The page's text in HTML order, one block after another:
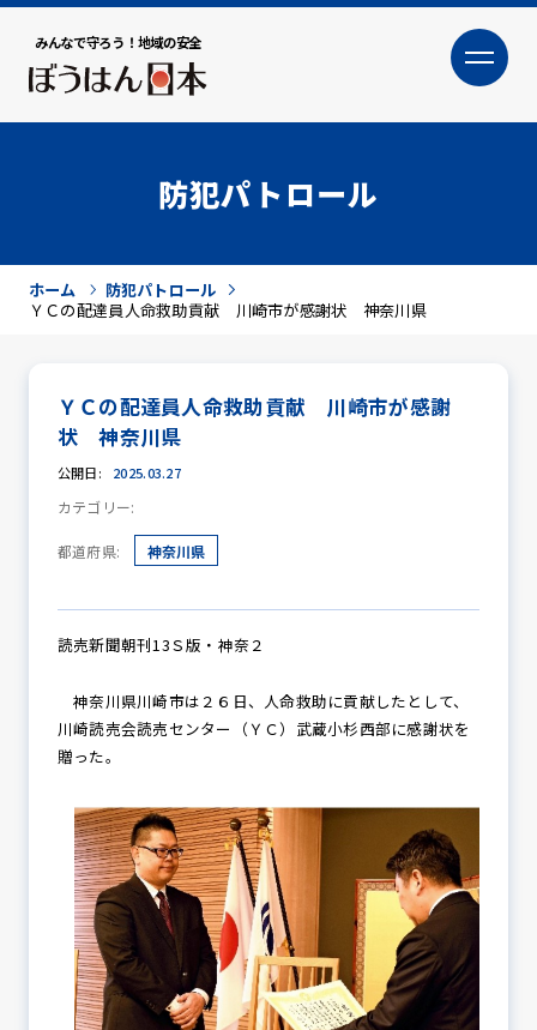
みんなで守ろう！地域の安全
大
防犯活動ニュース
防犯パトロール
防犯セミナー
防犯対策情報
防犯協力会について
防犯パトロール
ホーム
防犯パトロール
ＹＣの配達員人命救助貢献 川崎市が感謝状 神奈川県
ＹＣの配達員人命救助貢献 川崎市が感謝
状 神奈川県
公開日: 2025.03.27
カテゴリー:
都道府県: 神奈川県
読売新聞朝刊13Ｓ版・神奈２
神奈川県川崎市は２６日、人命救助に貢献したとして、
川崎読売会読売センター（ＹＣ）武蔵小杉西部に感謝状を
贈った。